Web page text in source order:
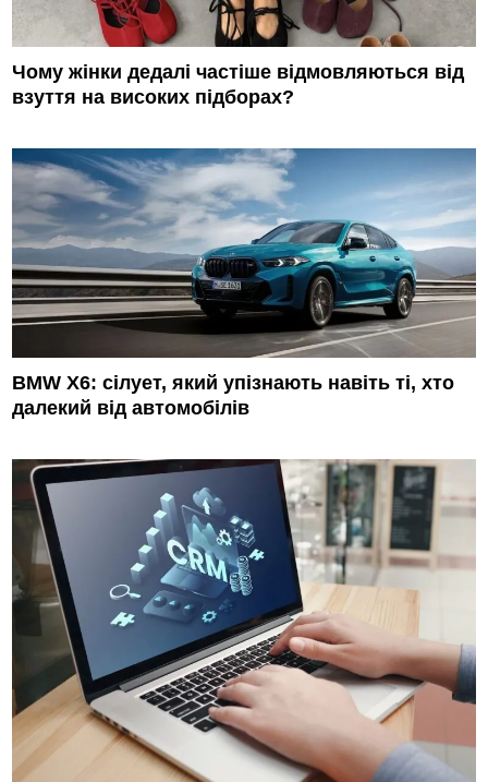
Чому жінки дедалі частіше відмовляються від
взуття на високих підборах?
BMW X6: сілует, який упізнають навіть ті, хто
далекий від автомобілів